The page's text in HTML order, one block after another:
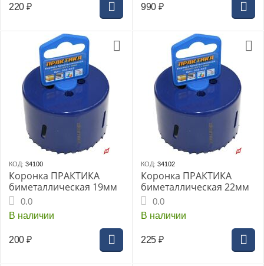
220 ₽ 990 ₽
КОД: 34100
Коронка ПРАКТИКА
биметаллическая 19мм
0.0
В наличии
200 ₽
КОД: 34102
Коронка ПРАКТИКА
биметаллическая 22мм
0.0
В наличии
225 ₽